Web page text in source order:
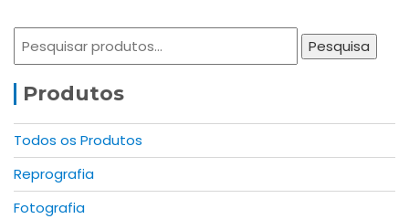
page
The
options
on
product
The
options
on
product
Pesquisar
por:
Pesquisa
Produtos
Todos os Produtos
Reprografia
Fotografia